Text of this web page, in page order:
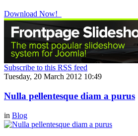
Download Now!
Subscribe to this RSS feed
Tuesday, 20 March 2012 10:49
Nulla pellentesque diam a purus
in Blog